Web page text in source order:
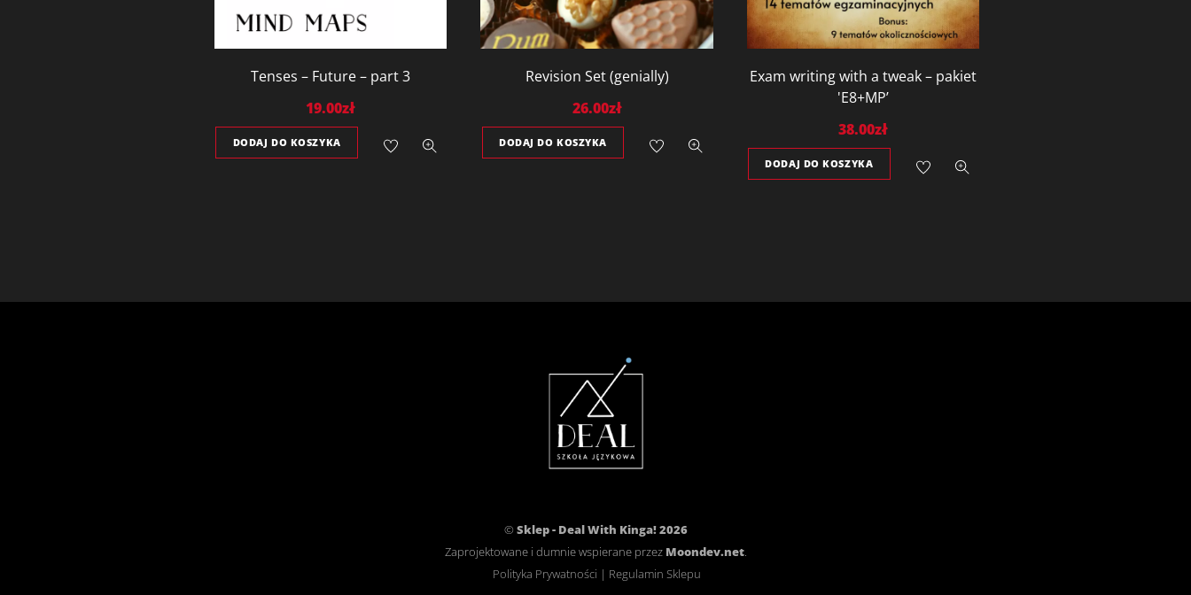
Tenses – Future – part 3
19.00zł
DODAJ DO KOSZYKA
Revision Set (genially)
26.00zł
DODAJ DO KOSZYKA
Exam writing with a tweak – pakiet
'E8+MP’
38.00zł
DODAJ DO KOSZYKA
©Sklep - Deal With Kinga! 2026
Zaprojektowane i dumnie wspierane przez Moondev.net.
Polityka Prywatności | Regulamin Sklepu